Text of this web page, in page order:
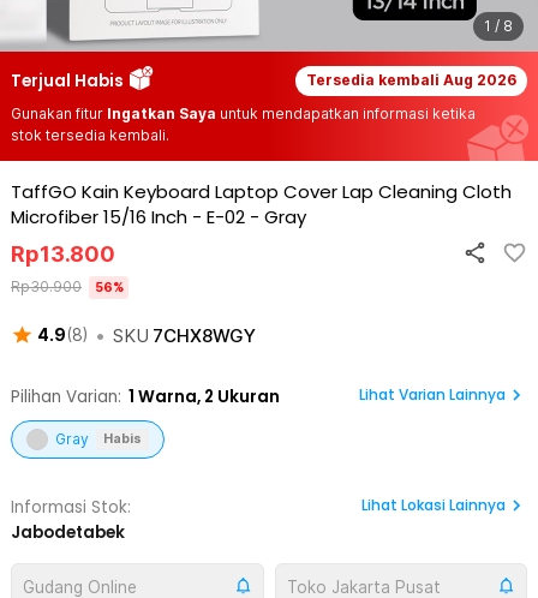
1 / 8
Terjual Habis Tersedia kembali Aug 2026
Gunakan fitur Ingatkan Saya untuk mendapatkan informasi ketika
stok tersedia kembali.
TaffGO Kain Keyboard Laptop Cover Lap Cleaning Cloth
Microfiber 15/16 Inch - E-02 - Gray
4.9(8) • SKU 7CHX8WGY
Rp13.800
Rp30.900 56%
Pilihan Varian: 1 Warna, 2 Ukuran Lihat Varian Lainnya
Gray Habis
Informasi Stok:
Jabodetabek
Lihat Lokasi Lainnya
Gudang Online Toko Jakarta Pusat